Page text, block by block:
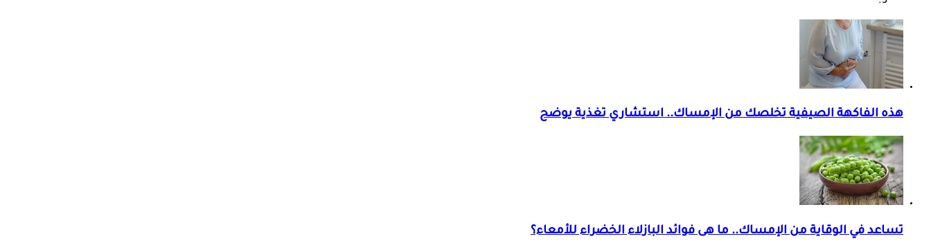
هذه الفاكهة الصيفية تخلصك من الإمساك.. استشاري تغذية يوضح
تساعد في الوقاية من الإمساك.. ما هى فوائد البازلاء الخضراء للأمعاء؟